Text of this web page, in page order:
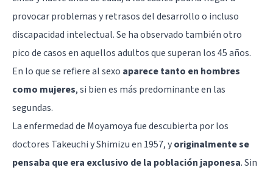
provocar problemas y retrasos del desarrollo o incluso
discapacidad intelectual. Se ha observado también otro
pico de casos en aquellos adultos que superan los 45 años.
En lo que se refiere al sexo aparece tanto en hombres
como mujeres, si bien es más predominante en las
segundas.
La enfermedad de Moyamoya fue descubierta por los
doctores Takeuchi y Shimizu en 1957, yoriginalmente se
pensaba que era exclusivo de la población japonesa. Sin